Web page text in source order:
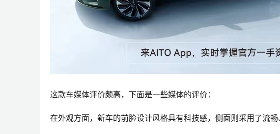
这款车媒体评价颇高，下面是一些媒体的评价：
在外观方面，新车的前脸设计风格具有科技感，侧面则采用了流